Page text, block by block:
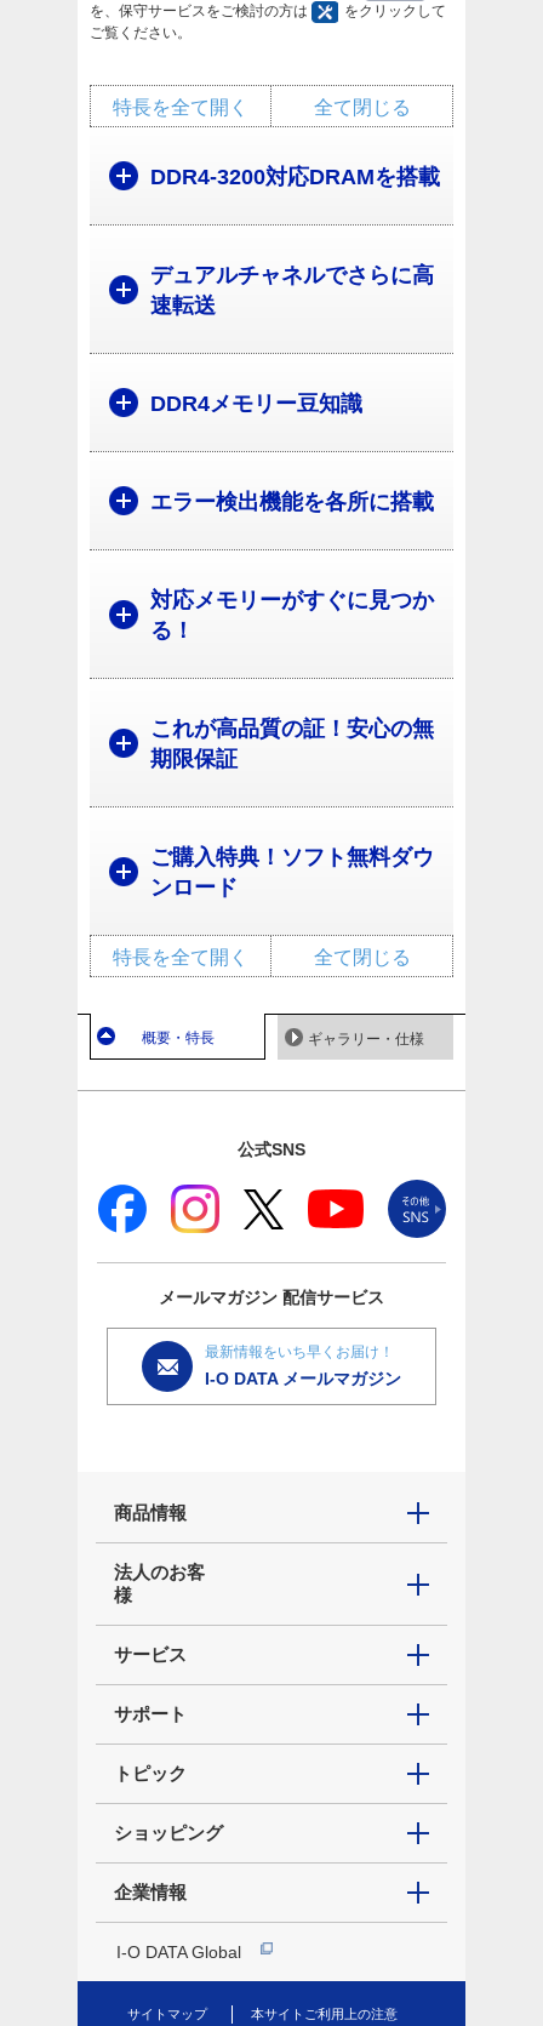
を、保守サービスをご検討の方は
をクリックして
ご覧ください。
全て閉じる
特長を全て開く
DDR4-3200対応DRAMを搭載
デュアルチャネルでさらに高
速転送
DDR4メモリー豆知識
エラー検出機能を各所に搭載
対応メモリーがすぐに見つか
る！
これが高品質の証！安心の無
期限保証
ご購入特典！ソフト無料ダウ
ンロード
全て閉じる
特長を全て開く
概要・特長 ギャラリー・仕様
公式SNS
メールマガジン 配信サービス
最新情報をいち早くお届け！
I-O DATA メールマガジン
商品情報
法人のお客
様
サービス
サポート
トピック
ショッピング
企業情報
I-O DATA Global
サイトマップ 本サイトご利用上の注意